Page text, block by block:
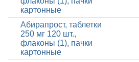
картонные
Абирапрост, таблетки
250 мг 120 шт.,
флаконы (1), пачки
картонные